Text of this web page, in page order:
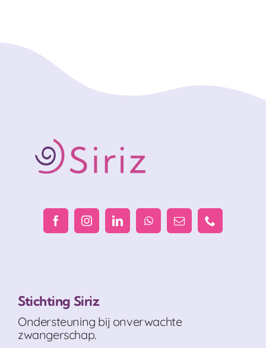
Stichting Siriz
Ondersteuning bij onverwachte
zwangerschap.